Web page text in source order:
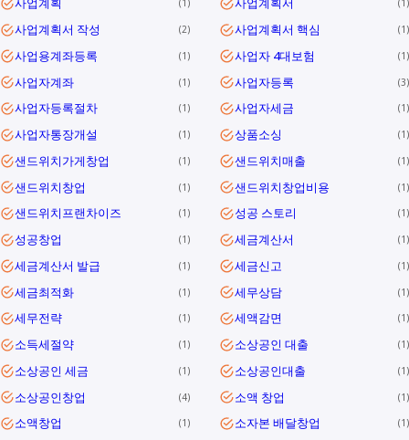
1 1
사업계획서 작성 2 사업계획서 핵심 1
사업용계좌등록 1 사업자 4대보험 1
사업자계좌 1 사업자등록 3
사업자등록절차 1 사업자세금 1
사업자통장개설 1 상품소싱 1
샌드위치가게창업 1 샌드위치매출 1
샌드위치창업 1 샌드위치창업비용 1
샌드위치프랜차이즈 1 성공 스토리 1
성공창업 1 세금계산서 1
세금계산서 발급 1 세금신고 1
세금최적화 1 세무상담 1
세무전략 1 세액감면 1
소득세절약 1 소상공인 대출 1
소상공인 세금 1 소상공인대출 1
소상공인창업 4 소액 창업 1
소액창업 1 소자본 배달창업 1